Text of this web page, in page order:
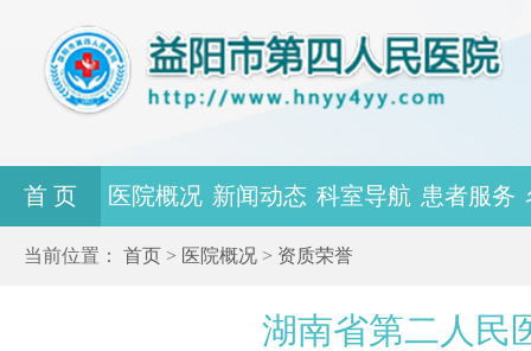
首 页 医院概况 新闻动态 科室导航 患者服务
当前位置： 首页 > 医院概况 > 资质荣誉
湖南省第二人民